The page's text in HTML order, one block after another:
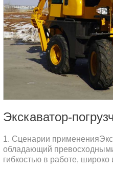
Экскаватор-
1. Сценарии
обладающий
гибкостью в работе, широко